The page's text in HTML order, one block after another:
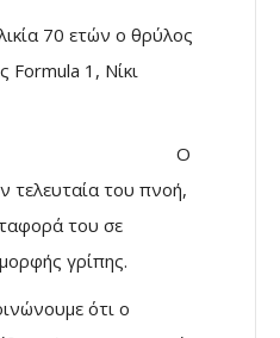
70 ετών ο θρύλος
Formula 1, Νίκι
Ο
τελευταία του πνοή,
του σε
γρίπης.
ότι ο